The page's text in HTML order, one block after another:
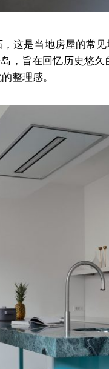
这是当地房屋的常
，旨在回忆历史悠
整理感。